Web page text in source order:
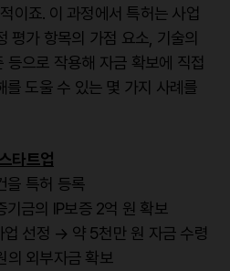
이죠. 이 과정에서 특허는 사업
평가 항목의 가점 요소, 기술의
등으로 작용해 자금 확보에 직접
를 도울 수 있는 몇 가지 사례를
타트업
을 특허 등록
기금의 IP보증 2억 원 확보
업 선정 → 약 5천만 원 자금 수령
의 외부자금 확보